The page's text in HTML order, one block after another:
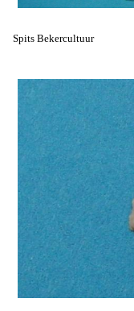
Spits Bekercultuur